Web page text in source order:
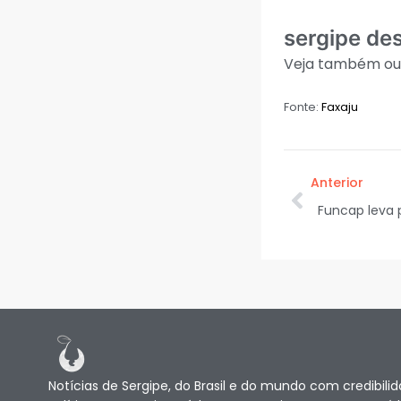
sergipe
Veja também
Fonte: Faxaju
Anterior
Notícias de Sergipe, do Brasil e do mundo com